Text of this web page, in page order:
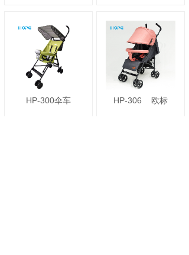
HP-300伞车 HP-306 欧标